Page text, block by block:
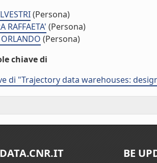
(Persona)
RAFFAETA' (Persona)
ORLANDO (Persona)
chiave di
di "Trajectory data warehouses:
DATA.CNR.IT BE